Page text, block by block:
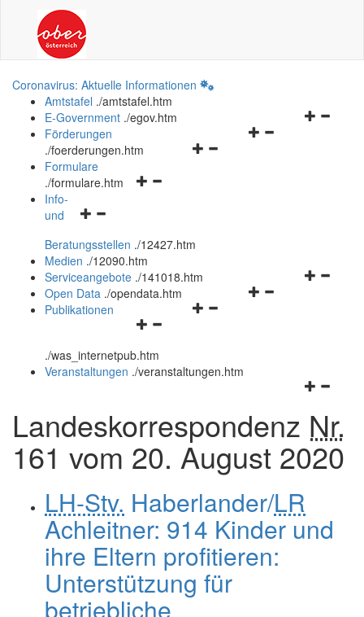
Coronavirus: Aktuelle Informationen
Amtstafel ./amtstafel.htm
Navigationsmenü
E-Government ./egov.htm
Navigationsmenü
Förderungen
./foerderungen.htm
Navigationsmenü
Formulare
./formulare.htm
Navigationsmenü
und
schließen
Info-
und
Beratungsstellen ./12427.htm
Medien ./12090.htm
Navigationsmenü
Serviceangebote ./141018.htm
Navigationsmenü
Open Data ./opendata.htm
Navigationsmenü
und
schließen
Publikationen
./was_internetpub.htm
und
schließen
Veranstaltungen ./veranstaltungen.htm
Landeskorrespondenz Nr.
161 vom 20. August 2020
LH-Stv. Haberlander/LR
Achleitner: 914 Kinder und
ihre Eltern profitieren:
Unterstützung für
betriebliche